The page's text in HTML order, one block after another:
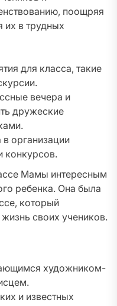
поощряя
их в трудных
для класса, такие
вечера и
дружеские
организации
конкурсов.
Мамы интересным
ребенка. Она была
который
своих учеников.
художником-
и известных